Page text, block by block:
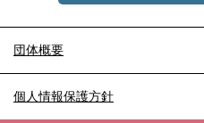
団体概要
個人情報保護方針